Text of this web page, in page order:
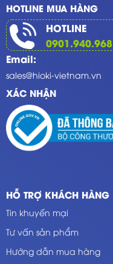
HOTLINE MUA HÀNG
HOTLINE
0901.940.968
Email:
sales@hioki-vietnam.vn
XÁC NHẬN
HỖ TRỢ KHÁCH HÀNG
Tin khuyến mại
Tư vấn sản phẩm
Hướng dẫn mua hàng